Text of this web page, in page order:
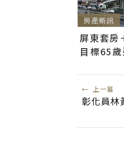
房產新訊
屏東套房
目標65
← 上一篇
彰化員林